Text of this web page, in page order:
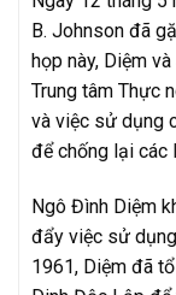
B. Johnson đã
họp này, Diệm
Trung tâm Thực
và việc sử dụng
để chống lại các
Ngô Đình Diệm
đẩy việc sử
1961, Diệm đã